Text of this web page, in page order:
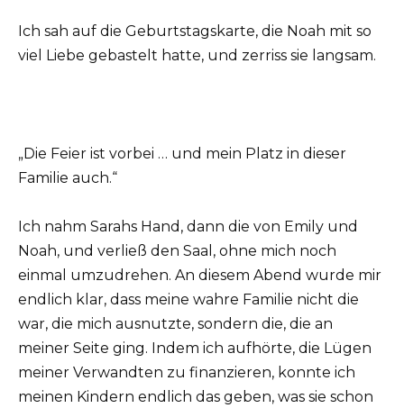
Ich sah auf die Geburtstagskarte, die Noah mit so
viel Liebe gebastelt hatte, und zerriss sie langsam.
„Die Feier ist vorbei … und mein Platz in dieser
Familie auch.“
Ich nahm Sarahs Hand, dann die von Emily und
Noah, und verließ den Saal, ohne mich noch
einmal umzudrehen. An diesem Abend wurde mir
endlich klar, dass meine wahre Familie nicht die
war, die mich ausnutzte, sondern die, die an
meiner Seite ging. Indem ich aufhörte, die Lügen
meiner Verwandten zu finanzieren, konnte ich
meinen Kindern endlich das geben, was sie schon